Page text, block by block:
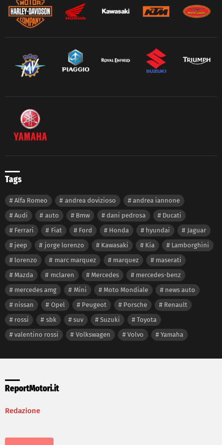
Tags
Alfa Romeo andrea dovizioso
andrea iannone
Audi
auto Bmw dani pedrosa
Ducati
Ferrari
Fiat Ford Honda hyundai
Jaguar
jeep
jorge lorenzo Kawasaki Kia
Lamborghini
lorenzo
marc marquez marquez
maserati
Mazda
mclaren Mercedes
mercedes-benz
mercedes amg
Mini Moto Mondiale
news auto
nissan
Opel Peugeot Porsche
Renault
rossi
sbk suv Suzuki
Toyota
valentino rossi
Volkswagen Volvo Yamaha
ReportMotori.it
Redazione